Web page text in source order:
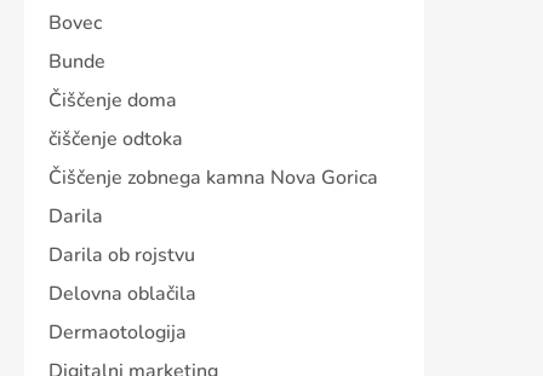
Bovec
Bunde
Čiščenje doma
čiščenje odtoka
Čiščenje zobnega kamna Nova Gorica
Darila
Darila ob rojstvu
Delovna oblačila
Dermaotologija